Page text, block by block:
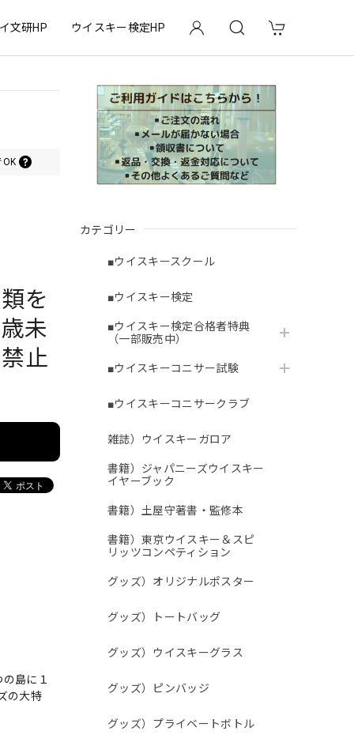
文研HP ウイスキー検定HP
カテゴリー
■ウイスキースクール
■ウイスキー検定
■ウイスキー検定合格者特典
（一部販売中）
■ウイスキーコニサー試験
■ウイスキーコニサークラブ
雑誌）ウイスキーガロア
書籍）ジャパニーズウイスキー
イヤーブック
書籍）土屋守著書・監修本
書籍）東京ウイスキー＆スピ
リッツコンペティション
グッズ）オリジナルポスター
グッズ）トートバッグ
グッズ）ウイスキーグラス
グッズ）ピンバッジ
グッズ）プライベートボトル
OK
を
未
止
島に１
の大特